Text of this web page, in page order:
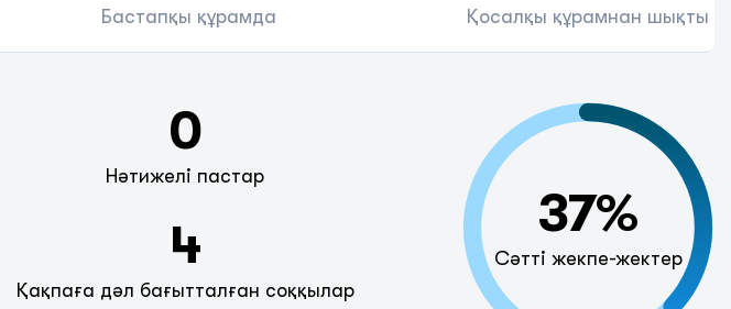
Бастапқы құрамда Қосалқы құрамнан шықты
0
Нәтижелі пастар
4
Қақпаға дәл бағытталған соққылар
37%
Сәтті жекпе-жектер